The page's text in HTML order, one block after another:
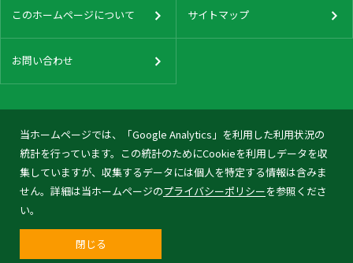
当ホームページでは、「Google Analytics」を利用した利用状況の
統計を行っています。この統計のためにCookieを利用しデータを収
集していますが、収集するデータには個人を特定する情報は含みま
せん。詳細は当ホームページのプライバシーポリシーを参照くださ
い。
閉じる
このホームページについて サイトマップ
お問い合わせ